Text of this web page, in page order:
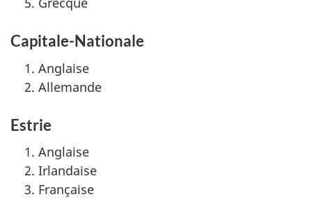
Capitale-Nationale
Anglaise
Allemande
Estrie
Anglaise
Irlandaise
Française